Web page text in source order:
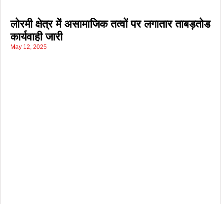
लोरमी क्षेत्र में असामाजिक तत्वों पर लगातार ताबड़तोड
कार्यवाही जारी
May 12, 2025